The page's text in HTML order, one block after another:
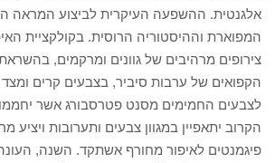
אלגנטית. ההשפעה העיקרית לביצוע המראה
המפוארת וההיסטוריה הרוסית. בקולקציית
צירופים מרהיבים של גוונים ומרקמים,
הקפואים של ערבות סיביר, בצבעים קרים ומצד
לצבעים החמימים מסנט פטרסבורג אשר
הקרוב יתאפיין במגוון צבעים ותערובות ויציע
פיגמנטים לאיפור מחורף אשתקד. השנה,